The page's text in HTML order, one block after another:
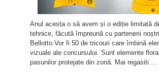
Anul acesta o să avem și o ediție limitată
tehnice, făcută împreună cu partenerii
Bellotto.Vor fi 50 de tricouri care îmbină
vizuale ale concursului. Sunt elemente
pasunilor protejate din zonă. Mai regasiti ...